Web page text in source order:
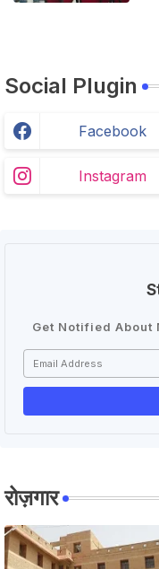
Social Plugin
Facebook
Instagram
Get Notified About
रोज़गार